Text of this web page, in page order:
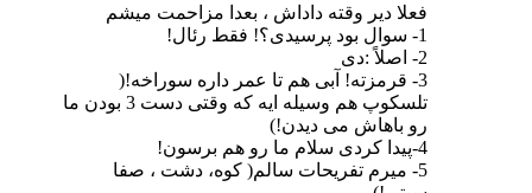
فعلا دیر وقته داداش ، بعدا مزاحمت میشم
1- سوال بود پرسیدی؟! فقط رئال!
2- اصلاً :دی
3- قرمزته! آبی هم تا عمر داره سوراخه!(
تلسکوپ هم وسیله ایه که وقتی دست 3 بودن ما
رو باهاش می دیدن!)
4-پیدا کردی سلام ما رو هم برسون!
5- میرم تفریحات سالم( کوه، دشت ، صفا